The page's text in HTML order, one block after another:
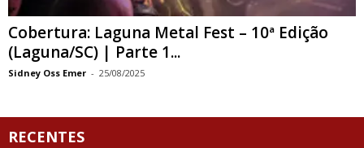
Cobertura: Laguna Metal Fest – 10ª Edição
(Laguna/SC) | Parte 1...
Sidney Oss Emer - 25/08/2025
RECENTES